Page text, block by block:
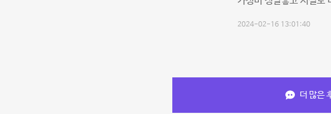
2024-02-16 13:01:40
더 많은